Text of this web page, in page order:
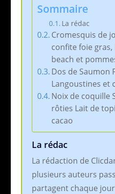
Sommaire
La rédac
Cromesquis de
confite foie gras,
beach et
Dos de Saumon
Langoustines et
Noix de coquille
rôties Lait de
cacao
La rédac
La rédaction de
plusieurs auteurs
partagent chaque